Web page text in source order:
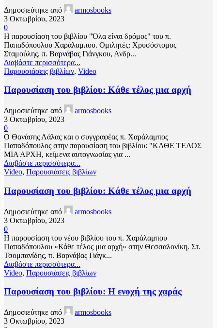
Δημοσιεύτηκε από
armosbooks
3 Οκτωβρίου, 2023
0
Η παρουσίαση του βιβλίου "Όλα είναι δρόμος" του π.
Παπαδόπουλου Χαράλαμπου. Ομιλητές: Χρυσόστομος
Σταμούλης, π. Βαρνάβας Γιάνγκου, Ανδρ...
Διαβάστε περισσότερα...
Παρουσιάσεις βιβλίων, Video
Παρουσίαση του βιβλίου: Κάθε τέλος μια αρχή
Δημοσιεύτηκε από
armosbooks
3 Οκτωβρίου, 2023
0
Ο Θανάσης Λάλας και ο συγγραφέας π. Χαράλαμπος
Παπαδόπουλος στην παρουσίαση του βιβλίου: "ΚΑΘΕ ΤΕΛΟΣ
ΜΙΑ ΑΡΧΗ, κείμενα αυτογνωσίας για ...
Διαβάστε περισσότερα...
Video, Παρουσιάσεις βιβλίων
Παρουσίαση του βιβλίου: Κάθε τέλος μια αρχή
Δημοσιεύτηκε από
armosbooks
3 Οκτωβρίου, 2023
0
Η παρουσίαση του νέου βιβλίου του π. Χαράλαμπου
Παπαδόπουλου «Κάθε τέλος μια αρχή» στην Θεσσαλονίκη. Στ.
Τσομπανίδης, π. Βαρνάβας Γιάγκ...
Διαβάστε περισσότερα...
Video, Παρουσιάσεις βιβλίων
Παρουσίαση του βιβλίου: Η ενοχή της χαράς
Δημοσιεύτηκε από
armosbooks
3 Οκτωβρίου, 2023